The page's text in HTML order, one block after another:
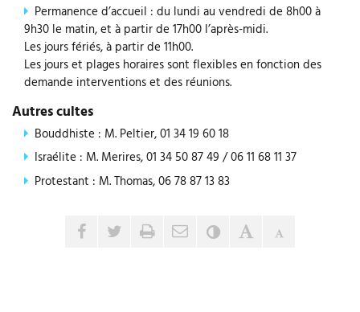
Permanence d’accueil : du lundi au vendredi de 8h00 à
9h30 le matin, et à partir de 17h00 l’après-midi.
Les jours fériés, à partir de 11h00.
Les jours et plages horaires sont flexibles en fonction des
demande interventions et des réunions.
Autres cultes
Bouddhiste : M. Peltier, 01 34 19 60 18
Israélite : M. Merires, 01 34 50 87 49 / 06 11 68 11 37
Protestant : M. Thomas, 06 78 87 13 83
Partager sur Facebook
Partager sur Twitter
ImprimerEnvoyer par e-mail
ContrasteAgrandir le
Réduire le